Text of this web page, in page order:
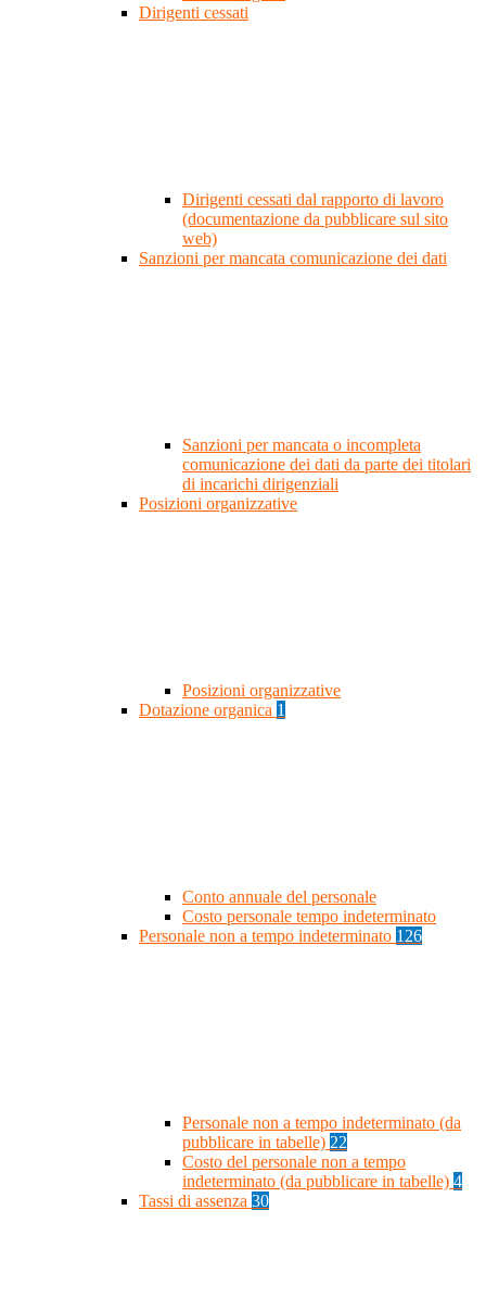
Dirigenti cessati
Dirigenti cessati dal rapporto di lavoro
(documentazione da pubblicare sul sito
web)
Sanzioni per mancata comunicazione dei dati
Sanzioni per mancata o incompleta
comunicazione dei dati da parte dei titolari
di incarichi dirigenziali
Posizioni organizzative
Posizioni organizzative
Dotazione organica 1
Conto annuale del personale
Costo personale tempo indeterminato
Personale non a tempo indeterminato 126
Personale non a tempo indeterminato (da
pubblicare in tabelle) 22
Costo del personale non a tempo
indeterminato (da pubblicare in tabelle) 4
Tassi di assenza 30